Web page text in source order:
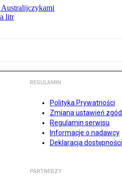
Australijczykami
litr
REGULAMIN
Polityka Prywatności
Zmiana ustawień zgód
Regulamin serwisu
Informacje o nadawcy
Deklaracja dostępności
PARTNERZY